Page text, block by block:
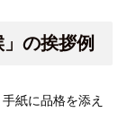
の挨拶例
紙に品格を添え